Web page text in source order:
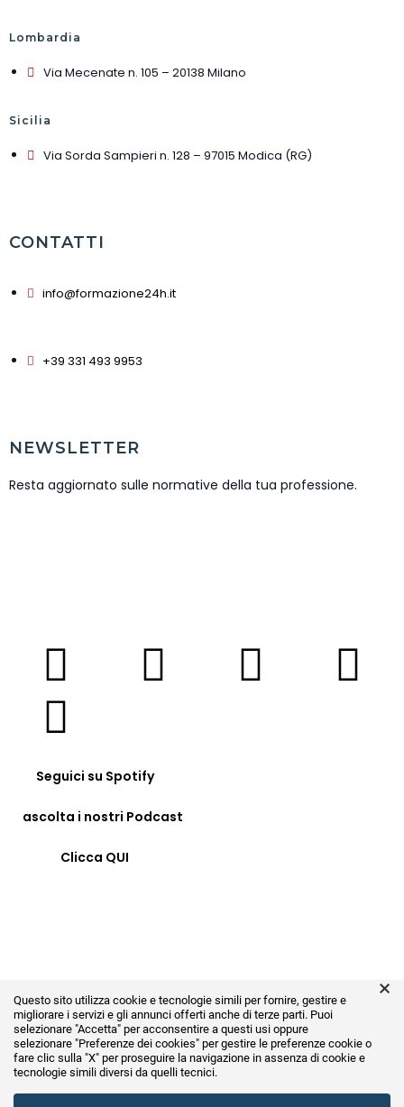
Lombardia
Via Mecenate n. 105 – 20138 Milano
Sicilia
Via Sorda Sampieri n. 128 – 97015 Modica (RG)
CONTATTI
info@formazione24h.it
+39 331 493 9953
NEWSLETTER
Resta aggiornato sulle normative della tua professione.
Seguici su Spotify
ascolta i nostri Podcast
Clicca QUI
96442330583 - IBAN: IT09F0326822300052897118480 -
BIC/SWIFT: SELBIT2BXXX
Carrello
×
Questo sito utilizza cookie e tecnologie simili per fornire, gestire e
migliorare i servizi e gli annunci offerti anche di terze parti. Puoi
selezionare "Accetta" per acconsentire a questi usi oppure
selezionare "Preferenze dei cookies" per gestire le preferenze cookie o
fare clic sulla "X" per proseguire la navigazione in assenza di cookie e
tecnologie simili diversi da quelli tecnici.